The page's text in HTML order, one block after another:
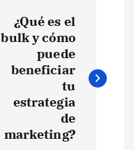
¿Qué es el
bulk y cómo
puede
beneficiar
tu
estrategia
de
marketing?